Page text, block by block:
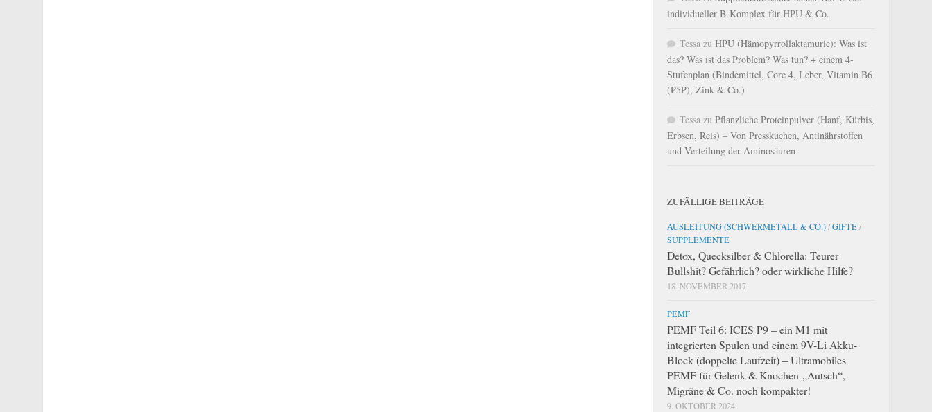
individueller B-Komplex für HPU & Co.
Tessa zu HPU (Hämopyrrollaktamurie): Was ist
das? Was ist das Problem? Was tun? + einem 4-
Stufenplan (Bindemittel, Core 4, Leber, Vitamin B6
(P5P), Zink & Co.)
Tessa zu Pflanzliche Proteinpulver (Hanf, Kürbis,
Erbsen, Reis) – Von Presskuchen, Antinährstoffen
und Verteilung der Aminosäuren
ZUFÄLLIGE BEITRÄGE
AUSLEITUNG (SCHWERMETALL & CO.)/GIFTE/
SUPPLEMENTE
Detox, Quecksilber & Chlorella: Teurer
Bullshit? Gefährlich? oder wirkliche Hilfe?
18. NOVEMBER 2017
PEMF
PEMF Teil 6: ICES P9 – ein M1 mit
integrierten Spulen und einem 9V-Li Akku-
Block (doppelte Laufzeit) – Ultramobiles
PEMF für Gelenk & Knochen-„Autsch“,
Migräne & Co. noch kompakter!
9. OKTOBER 2024